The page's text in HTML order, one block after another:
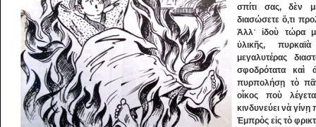
σπίτι σας, δὲν
διασώσετε ὅ,τι
Ἀλλ᾿ ἰδοὺ τώρα
ὑλικῆς,
μεγαλυτέρας
σφοδρότατα καὶ
πυρπολήσῃ τὸ
οἶκος ποὺ
κινδυνεύει νὰ
Ἐμπρὸς εἰς τὸ